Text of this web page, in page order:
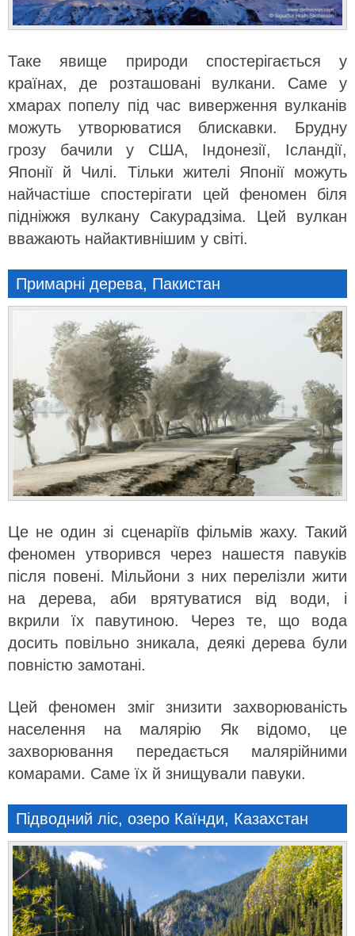
Таке явище природи спостерігається у
країнах, де розташовані вулкани. Саме у
хмарах попелу під час виверження вулканів
можуть утворюватися блискавки. Брудну
грозу бачили у США, Індонезії, Ісландії,
Японії й Чилі. Тільки жителі Японії можуть
найчастіше спостерігати цей феномен біля
підніжжя вулкану Сакурадзіма. Цей вулкан
вважають найактивнішим у світі.
Примарні дерева, Пакистан
Це не один зі сценаріїв фільмів жаху. Такий
феномен утворився через нашестя павуків
після повені. Мільйони з них перелізли жити
на дерева, аби врятуватися від води, і
вкрили їх павутиною. Через те, що вода
досить повільно зникала, деякі дерева були
повністю замотані.
Цей феномен зміг знизити захворюваність
населення на малярію Як відомо, це
захворювання передається малярійними
комарами. Саме їх й знищували павуки.
Підводний ліс, озеро Каїнди, Казахстан